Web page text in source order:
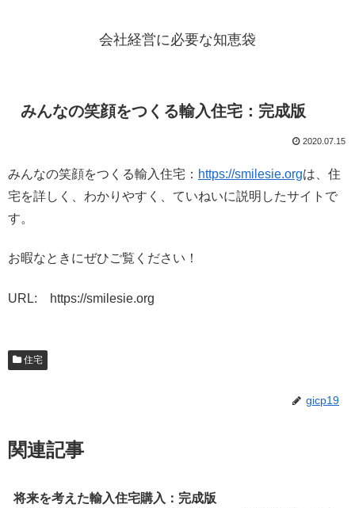
会社経営に必要な知恵袋
みんなの笑顔をつくる輸入住宅：完成版
2020.07.15
みんなの笑顔をつくる輸入住宅： https://smilesie.orgは、住
宅を詳しく、わかりやすく、ていねいに説明したサイトで
す。
お暇なときにぜひご覧ください！
URL: https://smilesie.org
住宅
gicp19
関連記事
将来を考えた輸入住宅購入：完成版